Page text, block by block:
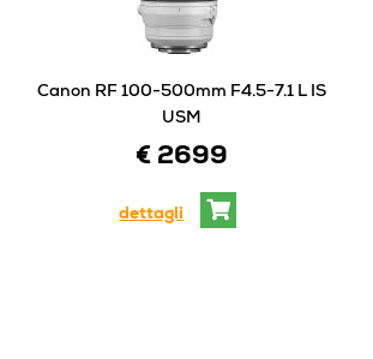
Canon RF 100-500mm F4.5-7.1 L IS
USM
€ 2699
dettagli